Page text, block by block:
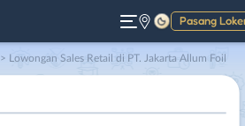
Pasang
Gelap
> Lowongan Sales Retail di PT. Jakarta Allum Foil